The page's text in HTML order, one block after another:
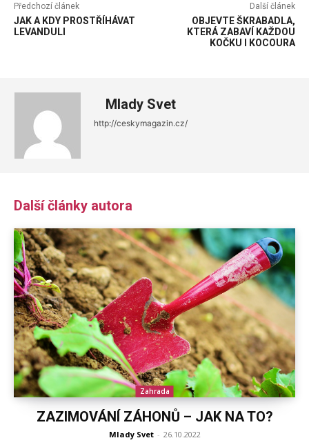
Předchozí článek
JAK A KDY PROSTŘÍHÁVAT
LEVANDULI
Další článek
OBJEVTE ŠKRABADLA,
KTERÁ ZABAVÍ KAŽDOU
KOČKU I KOCOURA
Mlady Svet
http://ceskymagazin.cz/
Další články autora
Zahrada
ZAZIMOVÁNÍ ZÁHONŮ – JAK NA TO?
Mlady Svet - 26.10.2022